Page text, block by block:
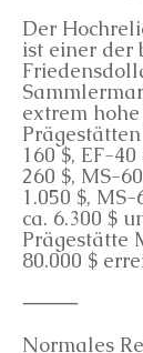
Der
ist einer der
extrem
160 $, EF-
260 $, MS-
1.050 $,
ca. 6.300 $
Prägestätte
80.000 $
⸻
Normales